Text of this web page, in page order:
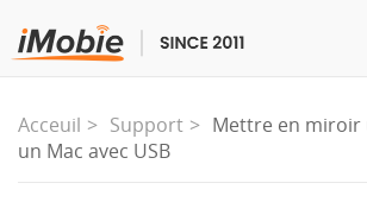
Acceuil Support
Mettre en miroir
un Mac avec USB